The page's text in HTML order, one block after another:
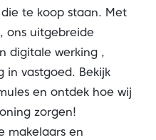
te koop staan. Met
ons uitgebreide
digitale werking ,
in vastgoed. Bekijk
en ontdek hoe wij
zorgen!
makelaars en